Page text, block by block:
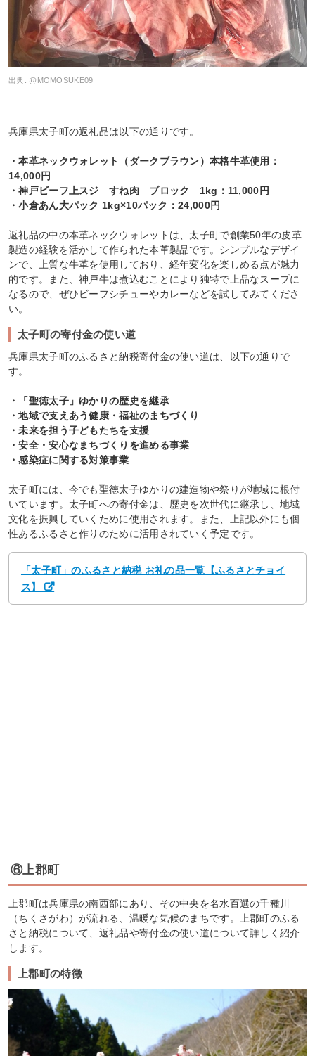
出典: @MOMOSUKE09
兵庫県太子町の返礼品は以下の通りです。
・本革ネックウォレット（ダークブラウン）本格牛革使用：
14,000円
・神戸ビーフ上スジ すね肉 ブロック 1kg：11,000円
・小倉あん大パック 1kg×10パック：24,000円
返礼品の中の本革ネックウォレットは、太子町で創業50年の皮革
製造の経験を活かして作られた本革製品です。シンプルなデザイ
ンで、上質な牛革を使用しており、経年変化を楽しめる点が魅力
的です。また、神戸牛は煮込むことにより独特で上品なスープに
なるので、ぜひビーフシチューやカレーなどを試してみてくださ
い。
太子町の寄付金の使い道
兵庫県太子町のふるさと納税寄付金の使い道は、以下の通りで
す。
・「聖徳太子」ゆかりの歴史を継承
・地域で支えあう健康・福祉のまちづくり
・未来を担う子どもたちを支援
・安全・安心なまちづくりを進める事業
・感染症に関する対策事業
太子町には、今でも聖徳太子ゆかりの建造物や祭りが地域に根付
いています。太子町への寄付金は、歴史を次世代に継承し、地域
文化を振興していくために使用されます。また、上記以外にも個
性あるふるさと作りのために活用されていく予定です。
「太子町」のふるさと納税 お礼の品一覧【ふるさとチョイ
ス】
⑥上郡町
上郡町は兵庫県の南西部にあり、その中央を名水百選の千種川
（ちくさがわ）が流れる、温暖な気候のまちです。上郡町のふる
さと納税について、返礼品や寄付金の使い道について詳しく紹介
します。
上郡町の特徴